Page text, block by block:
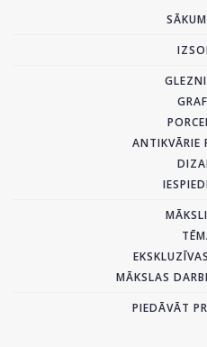
ANTIKVĀRIE
MĀKSLAS
PIEDĀVĀT